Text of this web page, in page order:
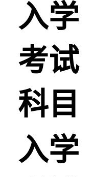
入学
考试
科目
入学